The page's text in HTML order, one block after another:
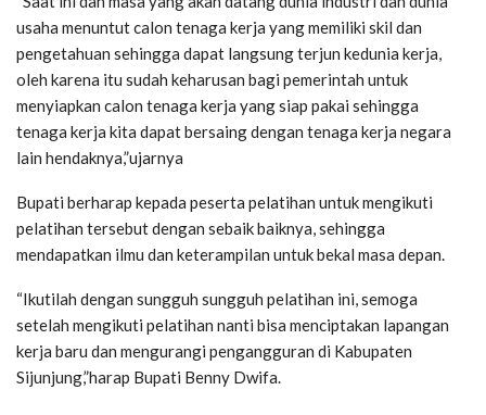
usaha menuntut calon tenaga kerja yang memiliki skil dan
pengetahuan sehingga dapat langsung terjun kedunia kerja,
oleh karena itu sudah keharusan bagi pemerintah untuk
menyiapkan calon tenaga kerja yang siap pakai sehingga
tenaga kerja kita dapat bersaing dengan tenaga kerja negara
lain hendaknya,”ujarnya
Bupati berharap kepada peserta pelatihan untuk mengikuti
pelatihan tersebut dengan sebaik baiknya, sehingga
mendapatkan ilmu dan keterampilan untuk bekal masa depan.
“Ikutilah dengan sungguh sungguh pelatihan ini, semoga
setelah mengikuti pelatihan nanti bisa menciptakan lapangan
kerja baru dan mengurangi pengangguran di Kabupaten
Sijunjung,”harap Bupati Benny Dwifa.